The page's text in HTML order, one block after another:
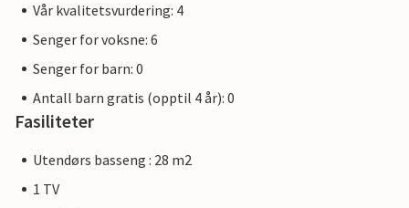
Vår kvalitetsvurdering: 4
Senger for voksne: 6
Senger for barn: 0
Antall barn gratis (opptil 4 år): 0
Fasiliteter
Utendørs basseng : 28 m2
1 TV